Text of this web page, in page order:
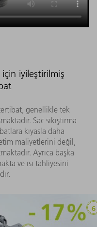
iyileştirilmiş
genellikle tek
Sac sıkıştırma
kıyasla daha
maliyetlerini değil,
Ayrıca başka
ve ısı tahliyesini